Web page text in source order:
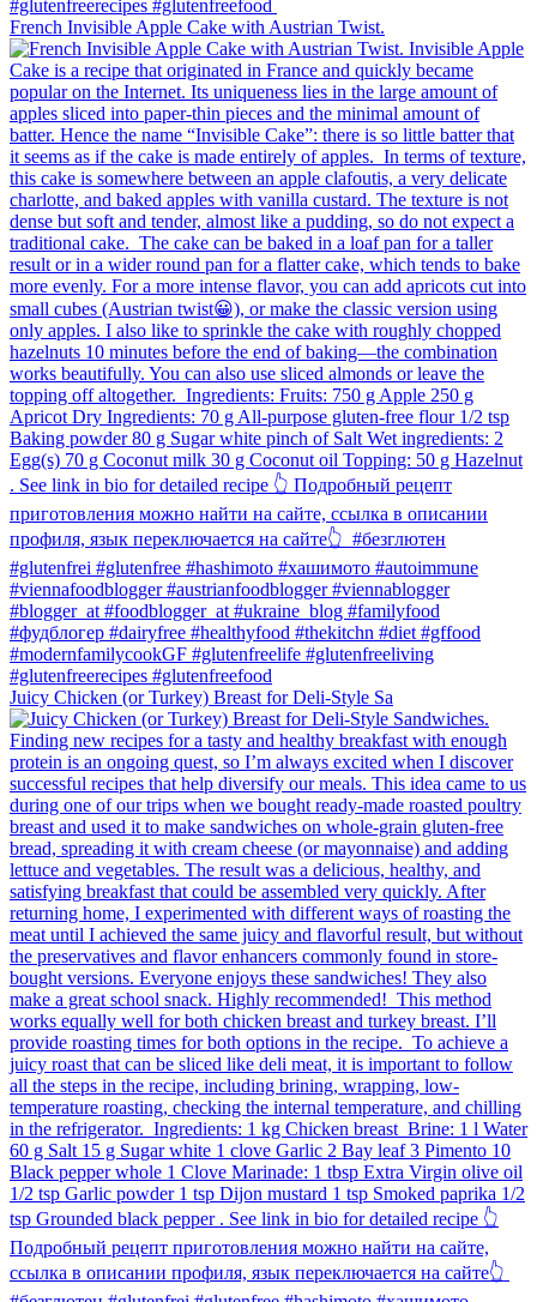
French Invisible Apple Cake with Austrian Twist.⁠
Juicy Chicken (or Turkey) Breast for Deli-Style Sa